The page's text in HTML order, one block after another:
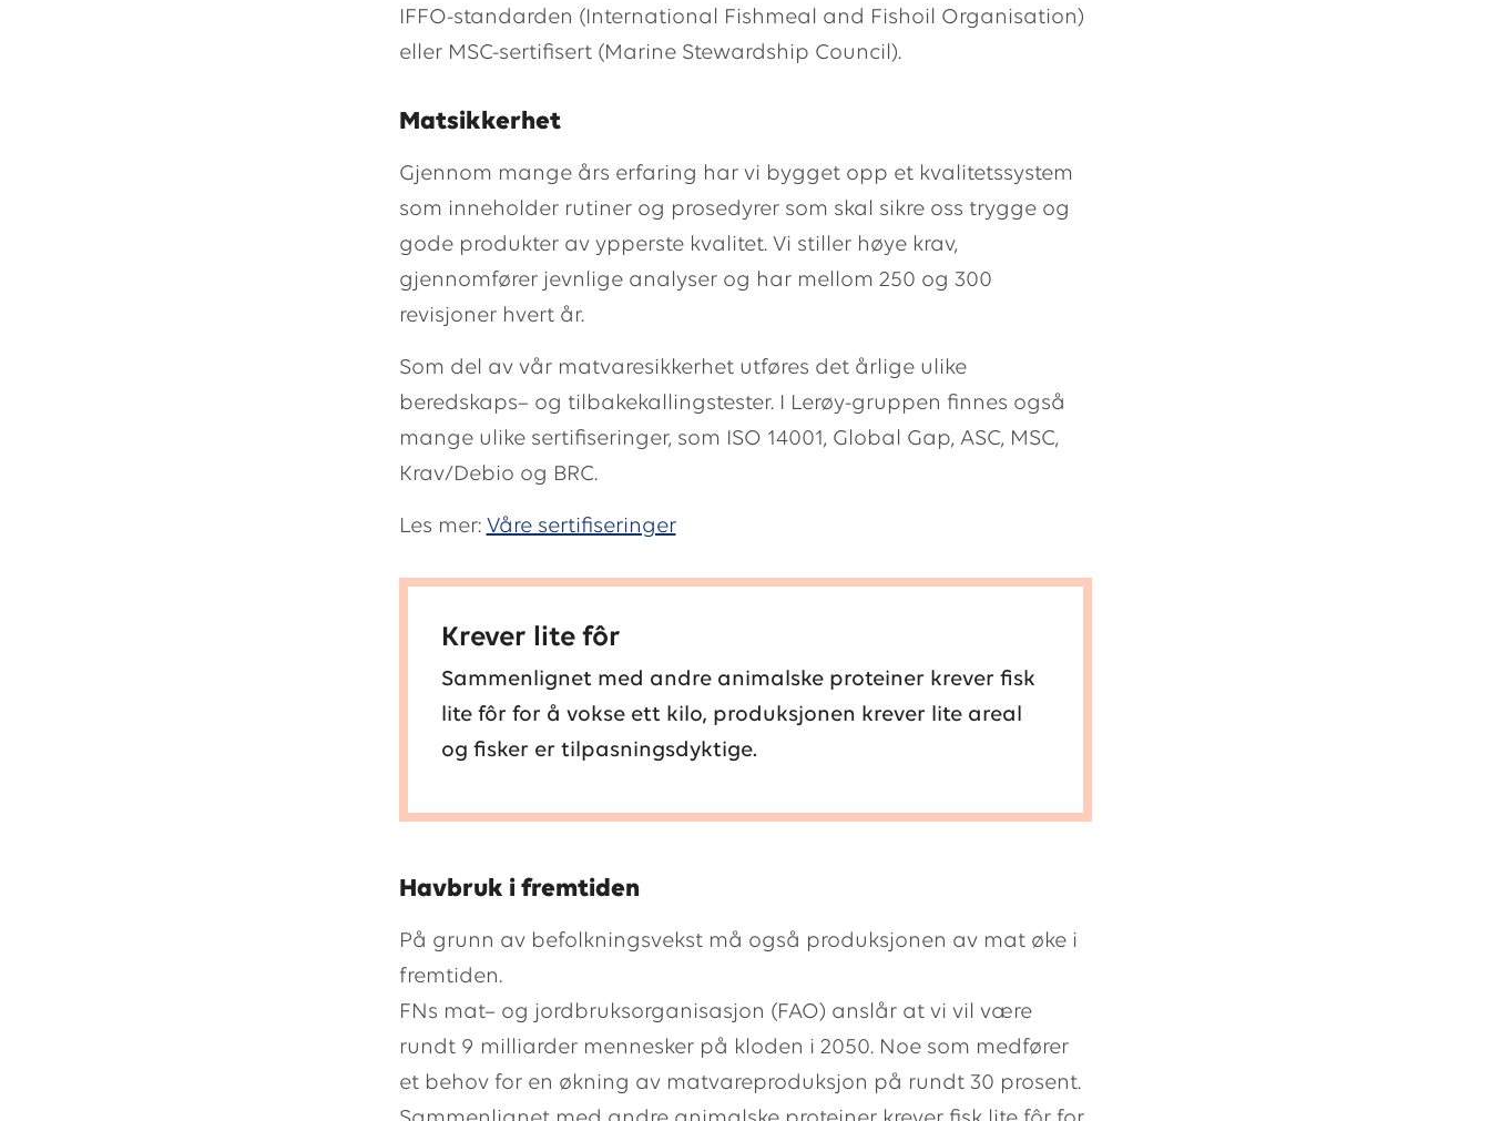
IFFO-standarden (International Fishmeal and Fishoil Organisation)
eller MSC-sertifisert (Marine Stewardship Council).
Matsikkerhet
Gjennom mange års erfaring har vi bygget opp et kvalitetssystem
som inneholder rutiner og prosedyrer som skal sikre oss trygge og
gode produkter av ypperste kvalitet. Vi stiller høye krav,
gjennomfører jevnlige analyser og har mellom 250 og 300
revisjoner hvert år.
Som del av vår matvaresikkerhet utføres det årlige ulike
beredskaps– og tilbakekallingstester. I Lerøy-gruppen finnes også
mange ulike sertifiseringer, som ISO 14001, Global Gap, ASC, MSC,
Krav/Debio og BRC.
Les mer: Våre sertifiseringer
Krever lite fôr
Sammenlignet med andre animalske proteiner krever fisk
lite fôr for å vokse ett kilo, produksjonen krever lite areal
og fisker er tilpasningsdyktige.
Havbruk i fremtiden
På grunn av befolkningsvekst må også produksjonen av mat øke i
fremtiden.
FNs mat– og jordbruksorganisasjon (FAO) anslår at vi vil være
rundt 9 milliarder mennesker på kloden i 2050. Noe som medfører
et behov for en økning av matvareproduksjon på rundt 30 prosent.